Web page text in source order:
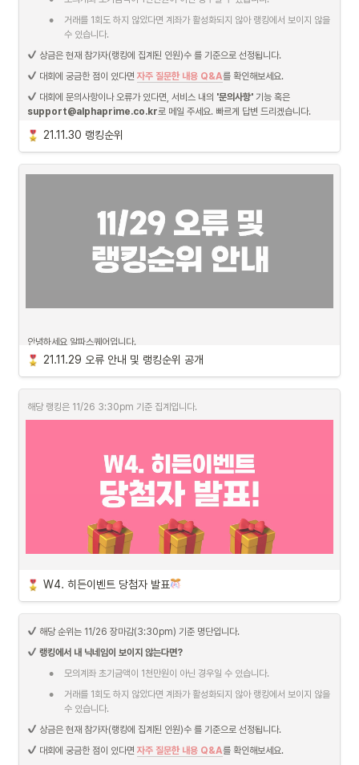
가 일부 반영이 되지 않아 수익률이 왜곡되는 현상이 발생하였고 장중 부분 복구가 기
술적으로 불가능해 불가피하게 당일 거래 내역 초기화 후 다음 날 서비스에 반영되도
록 진행하였습니다.
이 복구 데이터가 서비스 반영되는 과정에서 추가적인 문제가 발생해 당일(11/30)
오전 11시까지 모든 사용자에 대해서 주문 체결 및 취소, 오후 2시까지 주문 취소 기
능에 대해 장애가 발생하였습니다. 해당 시간 이후에는 모든 시스템이 정상으로 복구
되었습니다.
•
거래를 1회도 하지 않았다면 계좌가 활성화되지 않아 랭킹에서 보이지 않을
수 있습니다.
상금은 현재 참가자(랭킹에 집계된 인원)수 를 기준으로 선정됩니다.
대회에 궁금한 점이 있다면 자주 질문한 내용 Q&A를 확인해보세요.
대회에 문의사항이나 오류가 있다면, 서비스 내의 '문의사항'
support@alphaprime.co.kr로 메일 주세요. 빠르게 답변 드리겠습니다.
21.11.30 랭킹순위
안녕하세요 알파스퀘어입니다.
래는 정지가 되었으며, 오늘 체결된 거래 내역은 초기화 처리 될 예정입니다.
일), 모의계좌에서 확인할 수 있게 됩니다.
  주린이게임 랭킹 및 수익률 역시 해당 보유
종목을 기준으로 초기화됩니다. 대회 마감 기한은 1일 연장된 12월 1일까지 진행될
이용 중에 큰 불편을 드려 진심으로 죄송합니다.
내년도 모의투자 정식버전 출시에서는 이러한 사항을 보완하여 보다 나은 서비스를 제
공할 수 있도록 최선을 다하겠습니다.
21.11.29 오류 안내 및 랭킹순위 공개
해당 랭킹은 11/26 3:30pm 기준 집계입니다.
에게 증정하는 상
평균상 (1명) - 스타벅스 달콤한 디저트 세트
11/26(금) 기준, 수익률 랭킹순위가 중간인 1명에게 증정하는 상
W4. 히든이벤트 당첨자 발표
해당 순위는 11/26 장마감(3:30pm) 기준 명단입니다.
랭킹에서 내 닉네임이 보이지 않는다면?
• 모의계좌 초기금액이 1천만원이 아닌 경우일 수 있습니다.
•
거래를 1회도 하지 않았다면 계좌가 활성화되지 않아 랭킹에서 보이지 않을
수 있습니다.
상금은 현재 참가자(랭킹에 집계된 인원)수 를 기준으로 선정됩니다.
대회에 궁금한 점이 있다면 자주 질문한 내용 Q&A를 확인해보세요.